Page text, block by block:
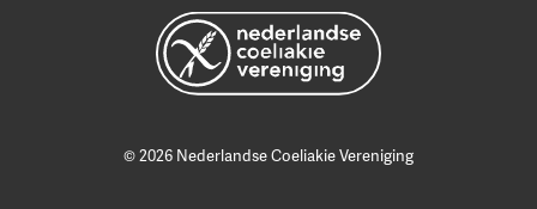
© 2026 Nederlandse Coeliakie Vereniging